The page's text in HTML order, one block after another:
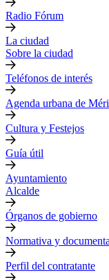
Radio Fórum
La ciudad
Sobre la ciudad
Teléfonos de interés
Agenda urbana de
Cultura y Festejos
Guía útil
Ayuntamiento
Alcalde
Órganos de gobierno
Normativa y
Perfil del contratante